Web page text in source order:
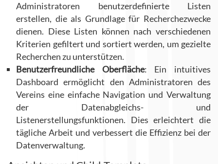
Administratoren benutzerdefinierte Listen
erstellen, die als Grundlage für Recherchezwecke
dienen. Diese Listen können nach verschiedenen
Kriterien gefiltert und sortiert werden, um gezielte
Recherchen zu unterstützen.
Benutzerfreundliche Oberfläche: Ein intuitives
Dashboard ermöglicht den Administratoren des
Vereins eine einfache Navigation und Verwaltung
der Datenabgleichs- und
Listenerstellungsfunktionen. Dies erleichtert die
tägliche Arbeit und verbessert die Effizienz bei der
Datenverwaltung.